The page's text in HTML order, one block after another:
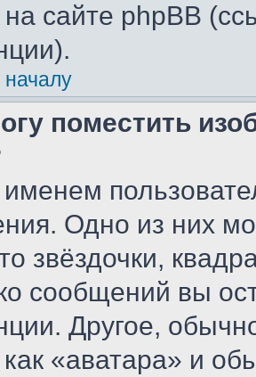
на сайте phpBB
началу
поместить
Одно из них
звёздочки,
сообщений вы
Другое,
как «аватара» и